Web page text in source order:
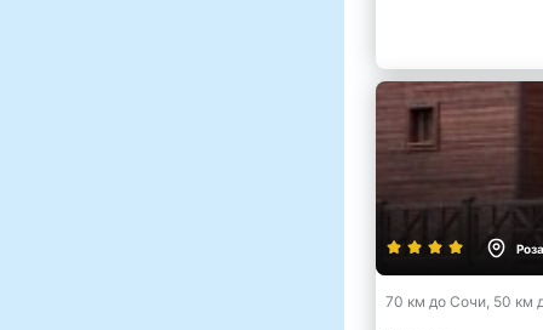
70 км до Сочи, 50 км